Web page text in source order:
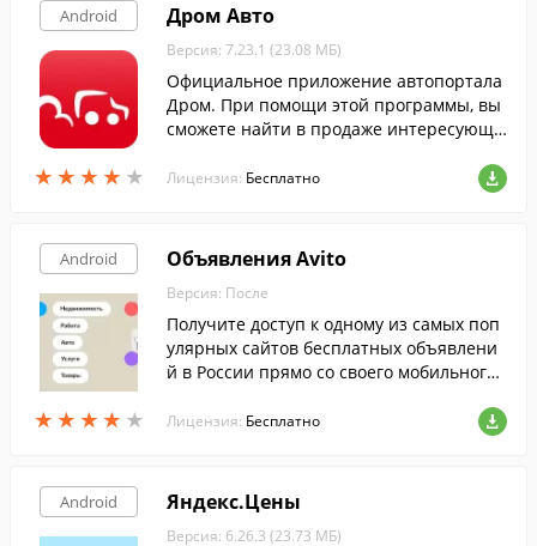
Android
★ ★ ★ ★ ★
★ ★ ★ ★ ★
Дром Авто
Версия: 7.23.1 (23.08 МБ)
Официальное приложение автопортала
Дром. При помощи этой программы, вы
сможете найти в продаже интересующи
о продаже собственного транспортного
Лицензия: Бесплатно
Android
★ ★ ★ ★ ★
★ ★ ★ ★ ★
Объявления Avito
Версия: После
Получите доступ к одному из самых поп
улярных сайтов бесплатных объявлени
й в России прямо со своего мобильного
Лицензия: Бесплатно
Android Яндекс.Цены
Версия: 6.26.3 (23.73 МБ)